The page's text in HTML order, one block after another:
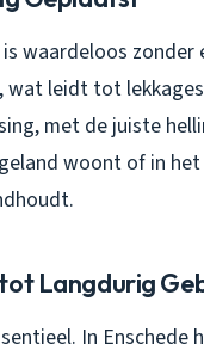
waardeloos
leidt tot
met de juiste
woont of in
Langdurig
In Enschede